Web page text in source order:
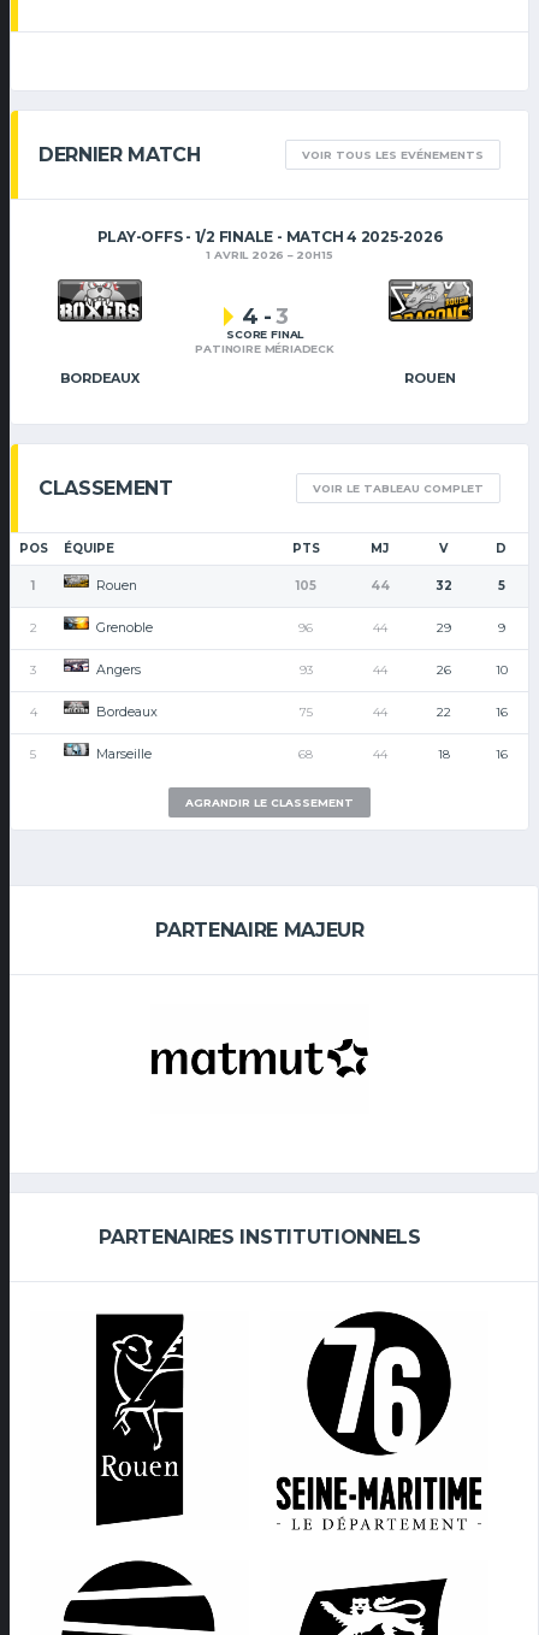
DERNIER MATCH VOIR TOUS LES EVÉNEMENTS
PLAY-OFFS - 1/2 FINALE - MATCH 4 2025-2026
1 AVRIL 2026 20H15
BORDEAUX ROUEN
4 -3
SCORE FINAL
PATINOIRE MÉRIADECK
CLASSEMENT VOIR LE TABLEAU COMPLET
POS ÉQUIPE PTS MJ V D
1 Rouen 105 44 32 5
2 Grenoble 96 44 29 9
3 Angers 93 44 26 10
4 Bordeaux 75 44 22 16
5 Marseille 68 44 18 16
AGRANDIR LE CLASSEMENT
PARTENAIRE MAJEUR
PARTENAIRES INSTITUTIONNELS